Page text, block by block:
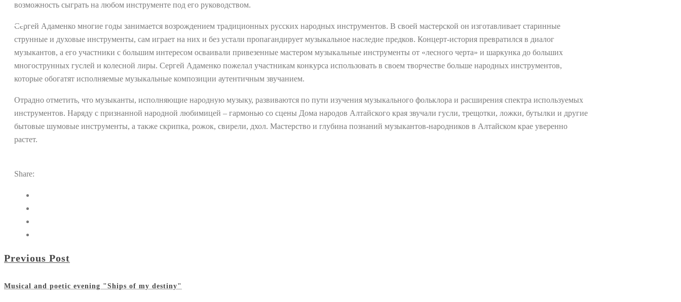
возможность сыграть на любом инструменте под его руководством.
Сергей Адаменко многие годы занимается возрождением традиционных русских народных инструментов. В своей мастерской он изготавливает старинные
струнные и духовые инструменты, сам играет на них и без устали пропагандирует музыкальное наследие предков. Концерт-история превратился в диалог
музыкантов, а его участники с большим интересом осваивали привезенные мастером музыкальные инструменты от «лесного черта» и шаркунка до больших
многострунных гуслей и колесной лиры. Сергей Адаменко пожелал участникам конкурса использовать в своем творчестве больше народных инструментов,
которые обогатят исполняемые музыкальные композиции аутентичным звучанием.
Отрадно отметить, что музыканты, исполняющие народную музыку, развиваются по пути изучения музыкального фольклора и расширения спектра используемых
инструментов. Наряду с признанной народной любимицей – гармонью со сцены Дома народов Алтайского края звучали гусли, трещотки, ложки, бутылки и другие
бытовые шумовые инструменты, а также скрипка, рожок, свирели, дхол. Мастерство и глубина познаний музыкантов-народников в Алтайском крае уверенно
растет.
Share:
Previous Post
Musical and poetic evening "Ships of my destiny"